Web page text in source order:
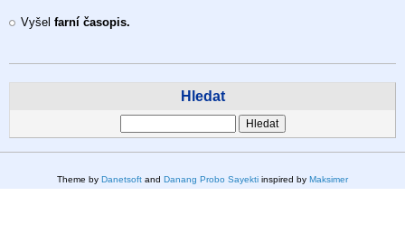
Vyšelfarní časopis.
Hledat
Theme by Danetsoft and Danang Probo Sayekti inspired by Maksimer